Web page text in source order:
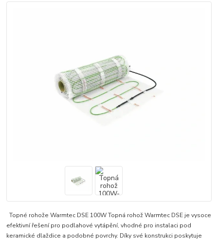
Topné rohože Warmtec DSE 100W Topná rohož Warmtec DSE je vysoce
efektivní řešení pro podlahové vytápění, vhodné pro instalaci pod
keramické dlaždice a podobné povrchy. Díky své konstrukci poskytuje